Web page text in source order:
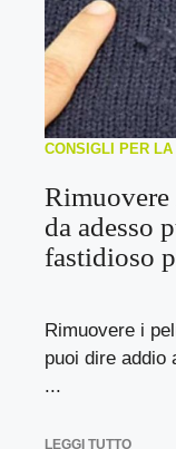
CONSIGLI PER LA
da adesso
fastidioso
Rimuovere i
puoi dire addio
...
LEGGI TUTTO